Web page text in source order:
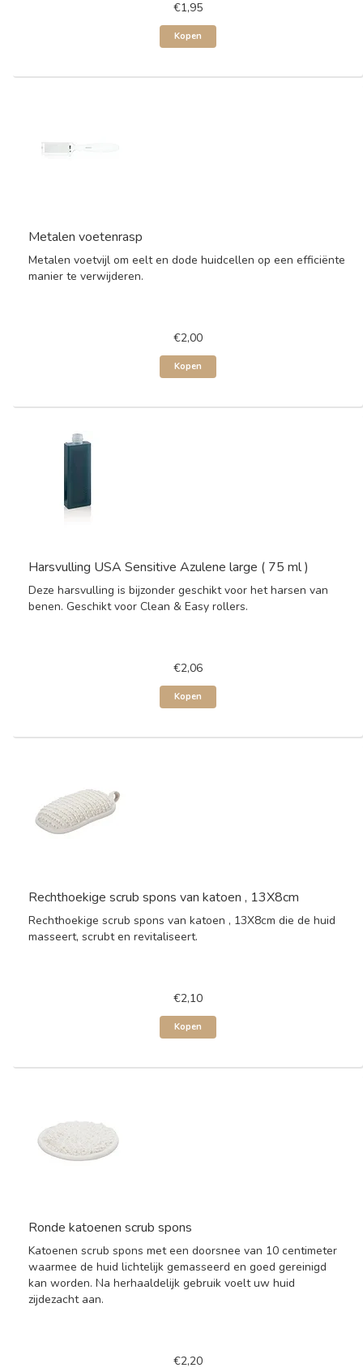
€1,95
Kopen
Metalen voetenrasp
Metalen voetvijl om eelt en dode huidcellen op een efficiënte
manier te verwijderen.
€2,00
Kopen
Harsvulling USA Sensitive Azulene large ( 75 ml )
Deze harsvulling is bijzonder geschikt voor het harsen van
benen. Geschikt voor Clean & Easy rollers.
€2,06
Kopen
Rechthoekige scrub spons van katoen , 13X8cm
Rechthoekige scrub spons van katoen , 13X8cm die de huid
masseert, scrubt en revitaliseert.
€2,10
Kopen
Ronde katoenen scrub spons
Katoenen scrub spons met een doorsnee van 10 centimeter
waarmee de huid lichtelijk gemasseerd en goed gereinigd
kan worden. Na herhaaldelijk gebruik voelt uw huid
zijdezacht aan.
€2,20